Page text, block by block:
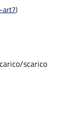
)
scarico